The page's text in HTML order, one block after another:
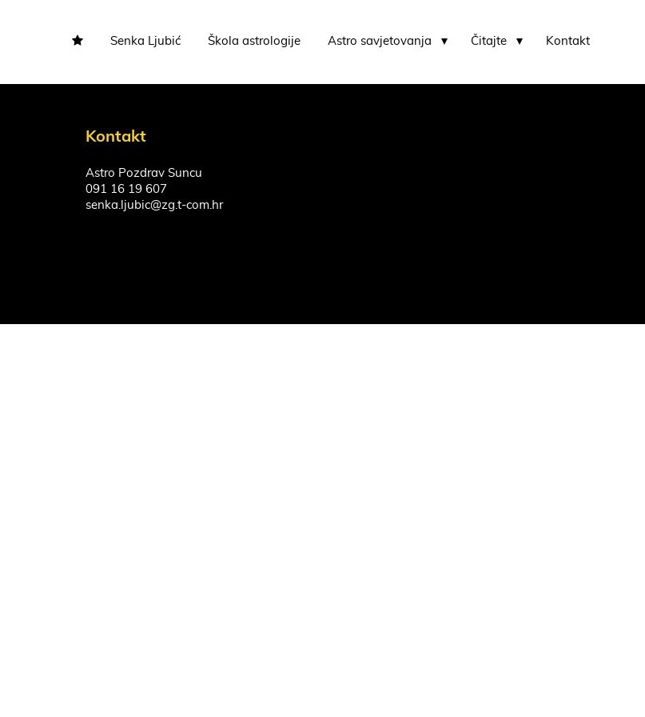
Senka Ljubić Škola astrologije Astro savjetovanja Čitajte Kontakt
Kontakt
Astro Pozdrav Suncu
091 16 19 607
senka.ljubic@zg.t-com.hr